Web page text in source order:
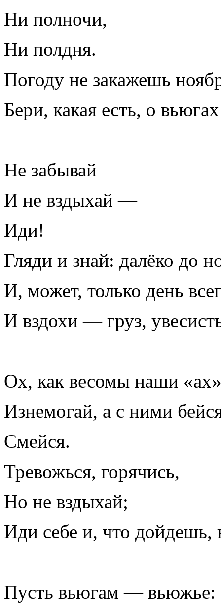
Ни полночи,
Ни полдня.
Погоду не закажешь
Бери, какая есть, о
Не забывай
И не вздыхай —
Иди!
Гляди и знай: далёко до
И, может, только день
И вздохи — груз,
Ох, как весомы наши
Изнемогай, а с ними
Смейся.
Тревожься, горячись,
Но не вздыхай;
Иди себе и, что дойдешь,
Пусть вьюгам — вьюжье: